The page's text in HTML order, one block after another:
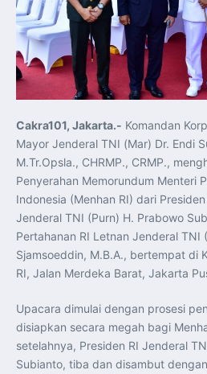
Pelatihan Signal Radio
Radar
Menkeu Purbaya
untuk Perkuat Daya Saing
Mentan Amran Pacu
Swasembada Gula Putih
Ton
Menlu Sugiono Tekankan
Penguatan Kerja Sama
Maritim TNI AL dan Rusia
Latihan DACT di Exercise
Kesiapan Tempur
Menlu Sugiono:
Menjadi Penopang
ASEAN dan Amerika
Jaga Stabilitas Kawasan
Ekonomi
Presiden Prabowo Terima
Perkuat Kerja Sama
Menteri PKP dan Ketua
Teknologi, Data, dan
Program 3 Juta Rumah
Pendaftaran MagangHub
hingga 28 Juli 2026,
KASAU Bekali 154
Integritas dan
Pengabdian
Menlu Sugiono Dorong
Lebih Erat Hadapi
Indonesia Dorong ASEAN
Cakra101, Jakarta.- Komandan
Mayor Jenderal TNI (Mar) Dr. Endi
M.Tr.Opsla., CHRMP., CRMP.,
Penyerahan Memorundum Menteri
Indonesia (Menhan RI) dari
Jenderal TNI (Purn) H. Prabowo
Pertahanan RI Letnan Jenderal TNI
Sjamsoeddin, M.B.A., bertempat di
RI, Jalan Merdeka Barat, Jakarta
Upacara dimulai dengan prosesi
disiapkan secara megah bagi
setelahnya, Presiden RI Jenderal
Subianto, tiba dan disambut